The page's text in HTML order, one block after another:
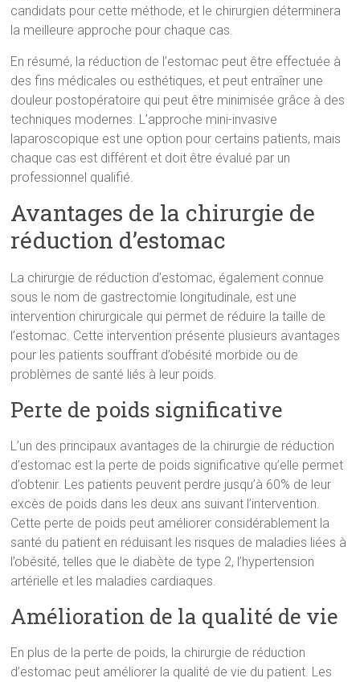
candidats pour cette méthode, et le chirurgien déterminera
la meilleure approche pour chaque cas.
En résumé, la réduction de l’estomac peut être effectuée à
des fins médicales ou esthétiques, et peut entraîner une
douleur postopératoire qui peut être minimisée grâce à des
techniques modernes. L’approche mini-invasive
laparoscopique est une option pour certains patients, mais
chaque cas est différent et doit être évalué par un
professionnel qualifié.
Avantages de la chirurgie de
réduction d’estomac
La chirurgie de réduction d’estomac, également connue
sous le nom de gastrectomie longitudinale, est une
intervention chirurgicale qui permet de réduire la taille de
l’estomac. Cette intervention présente plusieurs avantages
pour les patients souffrant d’obésité morbide ou de
problèmes de santé liés à leur poids.
Perte de poids significative
L’un des principaux avantages de la chirurgie de réduction
d’estomac est la perte de poids significative qu’elle permet
d’obtenir. Les patients peuvent perdre jusqu’à 60% de leur
excès de poids dans les deux ans suivant l’intervention.
Cette perte de poids peut améliorer considérablement la
santé du patient en réduisant les risques de maladies liées à
l’obésité, telles que le diabète de type 2, l’hypertension
artérielle et les maladies cardiaques.
Amélioration de la qualité de vie
En plus de la perte de poids, la chirurgie de réduction
d’estomac peut améliorer la qualité de vie du patient. Les